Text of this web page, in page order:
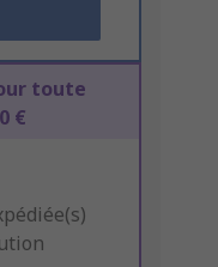
toute
€